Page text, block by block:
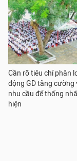
Cần rõ tiêu chí phân
động GD tăng cường
nhu cầu để thống
hiện